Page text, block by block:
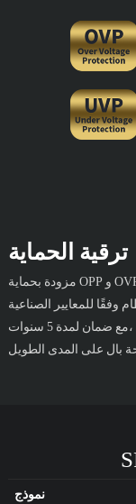
ترقية الحماية
مع ضمان لمدة 5 سنوات،
نموذج